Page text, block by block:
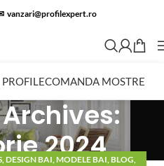
vanzari@profilexpert.ro
COMANDA MOSTRE
2024
DESIGN BAI MODELE BAI BLOG